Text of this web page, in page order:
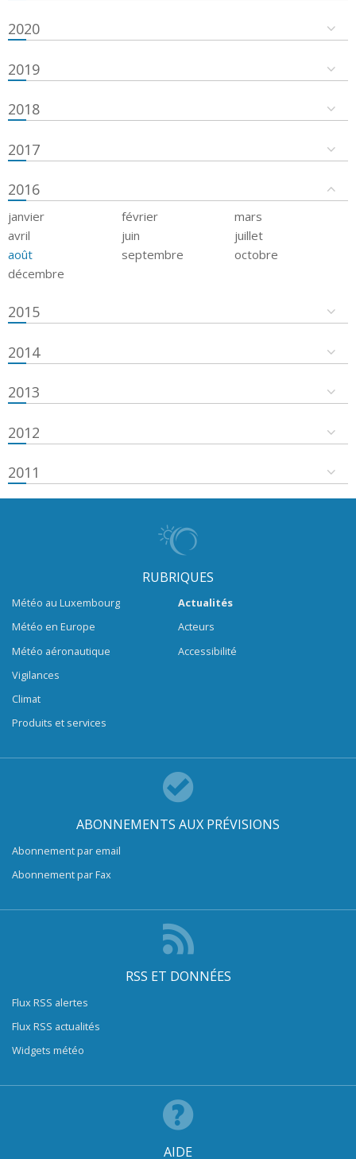
2020
2019
2018
2017
2016
janvier février
mars
avril
juin
juillet
août
septembre
octobre
décembre
2015
2014
2013
2012
2011
RUBRIQUES
Météo au Luxembourg
Météo en Europe
Météo aéronautique
Vigilances
Climat
Produits et services
Actualités
Acteurs
Accessibilité
ABONNEMENTS AUX PRÉVISIONS
Abonnement par email
Abonnement par Fax
RSS ET DONNÉES
Flux RSS alertes
Flux RSS actualités
Widgets météo
AIDE